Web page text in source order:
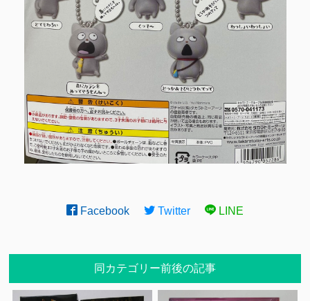
Facebook Twitter LINE
同カテゴリー前後の記事